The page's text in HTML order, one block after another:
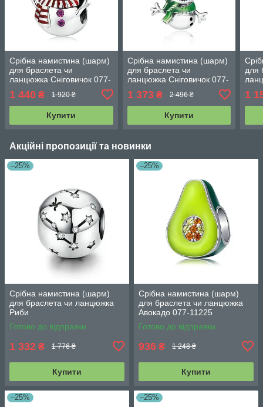
Срібна намистина (шарм)
для браслета чи
ланцюжка Сніговичок 077-
1 440 ₴ 1 920 ₴
Купити
Срібна намистина (шарм)
для браслета чи
ланцюжка Сніговичок 077-
1 373₴ 2 496 ₴
Купити
для
1
Акційні пропозиції та новинки
–25%
Срібна намистина (шарм)
для браслета чи ланцюжка
Риби
Готово до відправки
1 332 ₴ 1 776 ₴
Купити
–25%
Срібна намистина (шарм)
для браслета чи ланцюжка
Авокадо 077-11225
Готово до відправки
936 ₴ 1 248 ₴
Купити
–25% –25%